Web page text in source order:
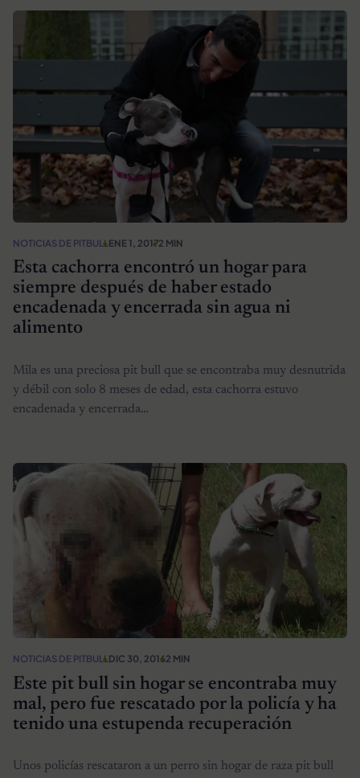
NOTICIAS DE PITBULL ENE 1, 20172 MIN
Esta cachorra encontró un hogar para
siempre después de haber estado
encadenada y encerrada sin agua ni
alimento
Mila es una preciosa pit bull que se encontraba muy desnutrida
y débil con solo 8 meses de edad, esta cachorra estuvo
encadenada y encerrada…
NOTICIAS DE PITBULLDIC 30, 20162 MIN
Este pit bull sin hogar se encontraba muy
mal, pero fue rescatado por la policía y ha
tenido una estupenda recuperación
Unos policías rescataron a un perro sin hogar de raza pit bull